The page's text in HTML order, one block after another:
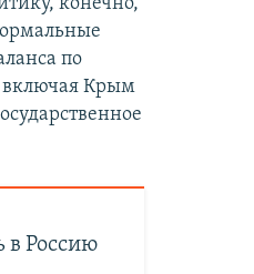
по
включая Крым
в Россию